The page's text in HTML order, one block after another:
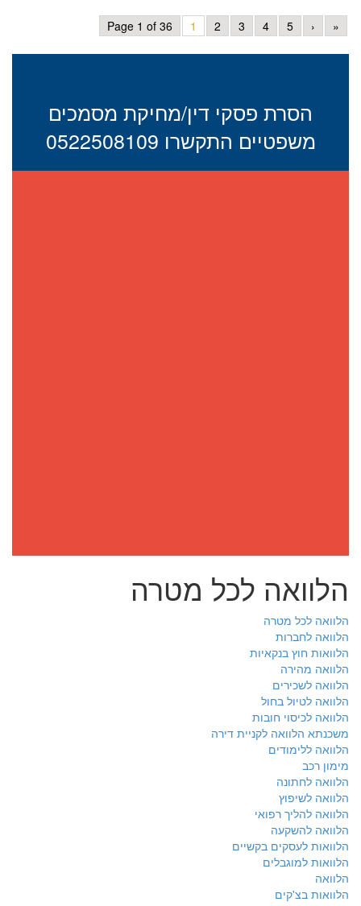
Page 1 of 36 1 2 3 4 5 › »
הסרת פסקי דין/מחיקת מסמכים
משפטיים התקשרו 0522508109
הלוואה לכל מטרה
הלוואה לכל מטרה
הלוואה לחברות
הלוואות חוץ בנקאיות
הלוואה מהירה
הלוואה לשכירים
הלוואה לטיול בחול
הלוואה לכיסוי חובות
משכנתא הלוואה לקניית דירה
הלוואה ללימודים
מימון רכב
הלוואה לחתונה
הלוואה לשיפוץ
הלוואה להליך רפואי
הלוואה להשקעה
הלוואות לעסקים בקשיים
הלוואות למוגבלים
הלוואה
הלוואות בצ'קים